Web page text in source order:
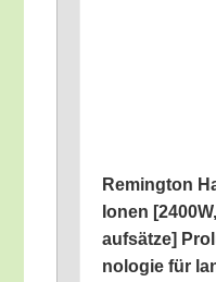
Reming­ton
Ionen
auf­sät­ze]
no­lo­gie für